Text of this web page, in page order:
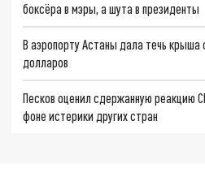
боксёра в мэры, а шута в президенты
В аэропорту Астаны дала течь крыша
долларов
Песков оценил сдержанную реакцию
фоне истерики других стран